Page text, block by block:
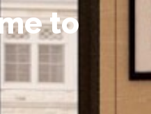
e to